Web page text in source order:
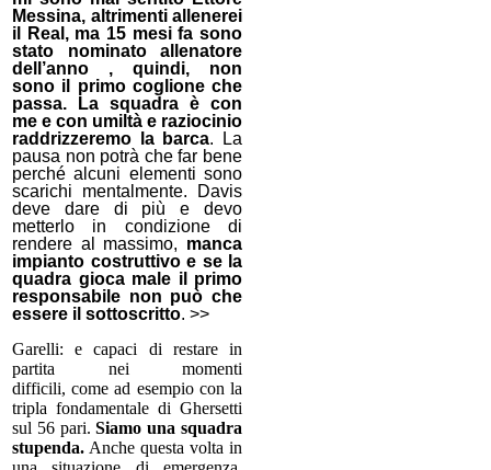
Messina, altrimenti allenerei
il Real, ma 15 mesi fa sono
stato nominato allenatore
dell’anno , quindi, non
sono il primo coglione che
passa. La squadra è con
me e con umiltà e raziocinio
raddrizzeremo
la barca. La
pausa non potrà che far bene
perché alcuni elementi sono
scarichi mentalmente. Davis
deve dare di più e devo
metterlo in condizione di
rendere al massimo, manca
impianto costruttivo e se la
quadra gioca male il primo
responsabile non può che
essere il sottoscritto. >>
Garelli:e capaci di restare in
partita nei momenti
difficili, come ad esempio con la
tripla fondamentale di Ghersetti
sul 56 pari.Siamo una squadra
stupenda. Anche questa volta in